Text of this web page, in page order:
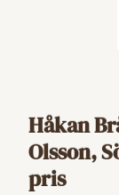
Håkan
Olsson,
pris